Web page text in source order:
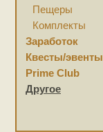
Пещеры
Комплекты
Заработок
Квесты/эвенты
Prime Club
Другое